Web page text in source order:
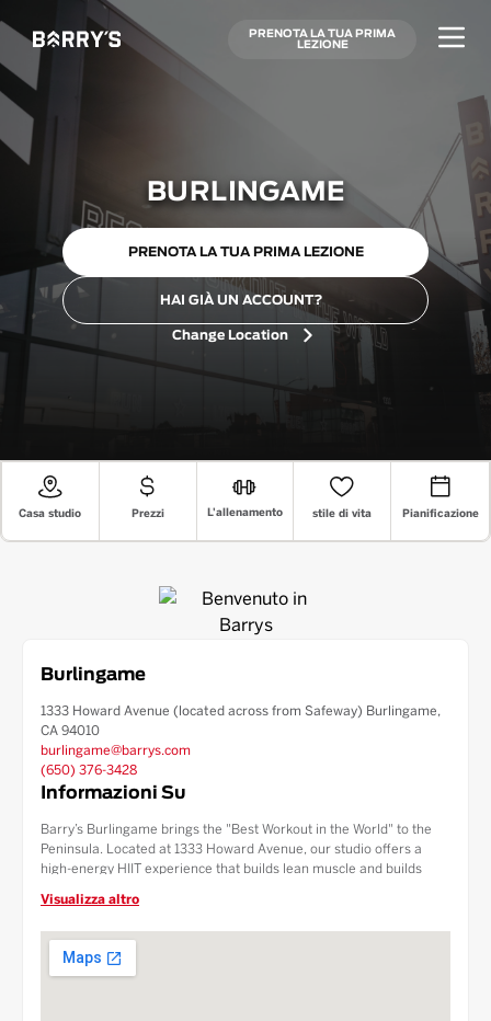
PRENOTA LA TUA PRIMA
LEZIONE
BURLINGAME
PRENOTA LA TUA PRIMA LEZIONE
HAI GIÀ UN ACCOUNT?
Change Location
Casa studio Prezzi L'allenamento stile di vita Pianificazione
Burlingame
1333 Howard Avenue (located across from Safeway) Burlingame,
CA 94010
burlingame@barrys.com
(650) 376-3428
Informazioni Su
Barry’s Burlingame brings the "Best Workout in the World" to the
Peninsula. Located at 1333 Howard Avenue, our studio offers a
high-energy HIIT experience that builds lean muscle and builds
parking both in front of and behind the studio. Serving the
Burlingame, Hillsborough, and San Mateo communities, our facility
features a full Fuel Bar, luxury locker rooms, and premium retail
gear.
Visualizza altro